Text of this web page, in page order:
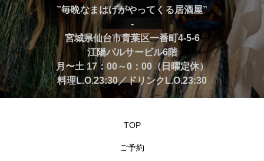
”毎晩なまはげがやってくる居酒屋”
-
宮城県仙台市青葉区一番町4-5-6
江陽パルサービル6階
月〜土 17：00～0：00（日曜定休）
料理L.O.23:30／ドリンクL.O.23:30
TOP
ご予約